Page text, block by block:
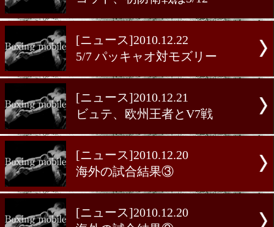
リゴンドウ、初防衛戦は3/
[ニュース]2010.12.24
コット、初防衛戦は3/12
5/7 パッキャオ対モズリー
[ニュース]2010.12.21
ビュテ、欧州王者とV7戦